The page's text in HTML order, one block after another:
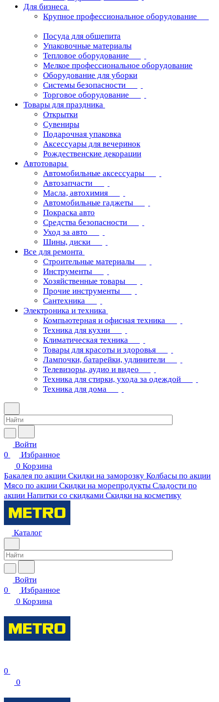
Для бизнеса
Крупное профессиональное оборудование
Посуда для общепита
Упаковочные материалы
Тепловое оборудование
Мелкое профессиональное оборудование
Оборудование для уборки
Системы безопасности
Торговое оборудование
Товары для праздника
Открытки
Сувениры
Подарочная упаковка
Аксессуары для вечеринок
Рождественские декорации
Автотовары
Автомобильные аксессуары
Автозапчасти
Масла, автохимия
Автомобильные гаджеты
Покраска авто
Средства безопасности
Уход за авто
Шины, диски
Все для ремонта
Строительные материалы
Инструменты
Хозяйственные товары
Прочие инструменты
Сантехника
Электроника и техника
Компьютерная и офисная техника
Техника для кухни
Климатическая техника
Товары для красоты и здоровья
Лампочки, батарейки, удлинители
Телевизоры, аудио и видео
Техника для стирки, ухода за одеждой
Техника для дома
Войти
0
Избранное
0 Корзина
Бакалея по акции Скидки на заморозку Колбасы по акции
Мясо по акции Скидки на морепродукты Сладости по
акции Напитки со скидками Скидки на косметику
Каталог
Войти
0
Избранное
0 Корзина
0
0